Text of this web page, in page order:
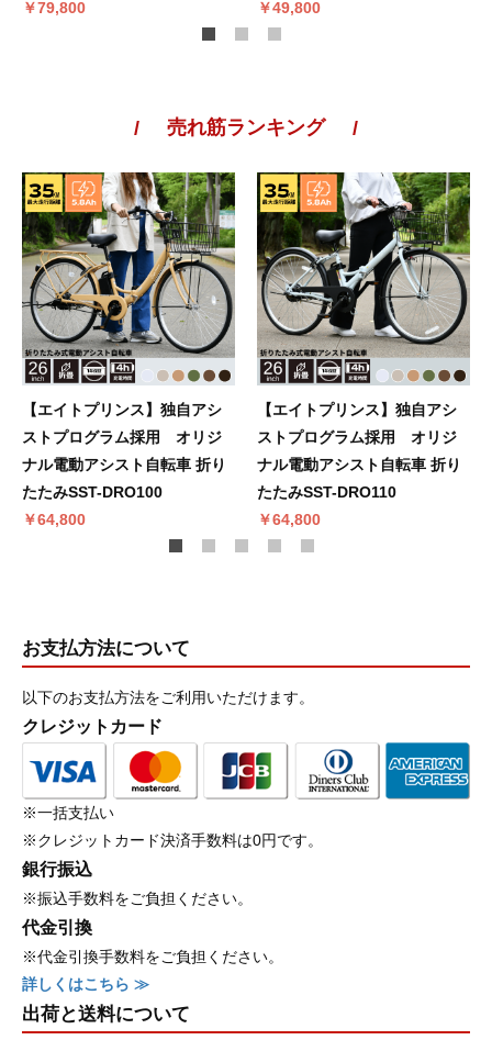
￥79,800 ￥49,800
売れ筋ランキング
【エイトプリンス】独自アシ
ストプログラム採用 オリジ
ナル電動アシスト自転車 折り
たたみSST-DRO100
￥64,800
【エイトプリンス】独自アシ
ストプログラム採用 オリジ
ナル電動アシスト自転車 折り
たたみSST-DRO110
￥64,800
お支払方法について
以下のお支払方法をご利用いただけます。
クレジットカード
※一括支払い
※クレジットカード決済手数料は0円です。
銀行振込
※振込手数料をご負担ください。
代金引換
※代金引換手数料をご負担ください。
詳しくはこちら ≫
出荷と送料について